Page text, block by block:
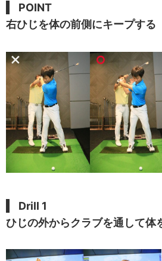
POINT
右ひじを体の前側にキープする
Drill 1
ひじの外からクラブを通して体